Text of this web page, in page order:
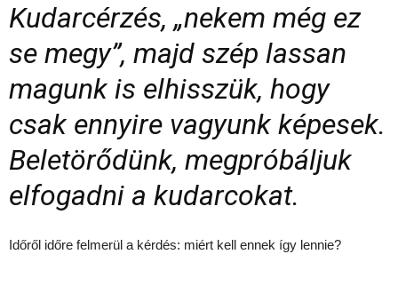
Kudarcérzés, „nekem még ez
se megy”, majd szép lassan
magunk is elhisszük, hogy
csak ennyire vagyunk képesek.
Beletörődünk, megpróbáljuk
elfogadni a kudarcokat.
Időről időre felmerül a kérdés: miért kell ennek így lennie?